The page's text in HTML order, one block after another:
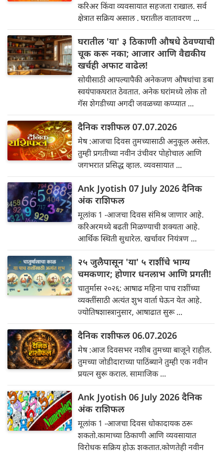
करिअर किंवा व्यवसायात सहजता राखाल. सर्व
क्षेत्रात सक्रिय असाल . घरातील वातावरण ...
घरातील 'या' ३ ठिकाणी औषधे ठेवण्याची
चूक करू नका; आजार आणि वैद्यकीय
खर्चही अफाट वाढेल!
सोयीसाठी आपल्यापैकी अनेकजण औषधांचा डबा
स्वयंपाकघरात ठेवतात. अनेक घरांमध्ये लोक तो
गॅस शेगडीच्या अगदी जवळच्या कप्प्यात ...
दैनिक राशीफल 07.07.2026
मेष :आजचा दिवस तुमच्यासाठी अनुकूल असेल.
तुम्ही प्रगतीच्या नवीन उंचीवर पोहोचाल आणि
जगभरात प्रसिद्ध व्हाल. व्यवसायात ...
Ank Jyotish 07 July 2026 दैनिक
अंक राशिफल
मूलांक 1 -आजचा दिवस संमिश्र जाणार आहे.
करिअरमध्ये बढती मिळण्याची शक्यता आहे.
आर्थिक स्थिती सुधारेल. खर्चावर नियंत्रण ...
२५ जुलैपासून 'या' ५ राशींचे भाग्य
चमकणार; होणार धनलाभ आणि प्रगती!
चातुर्मास २०२६: आषाढ महिना पाच राशींच्या
व्यक्तींसाठी अत्यंत शुभ वार्ता घेऊन येत आहे.
ज्योतिषशास्त्रानुसार, आषाढात सुरू ...
दैनिक राशीफल 06.07.2026
मेष :आज दिवसभर नशीब तुमच्या बाजूने राहील.
तुमच्या जोडीदाराच्या पाठिंब्याने तुम्ही एक नवीन
प्रयत्न सुरू कराल. सामाजिक ...
Ank Jyotish 06 July 2026 दैनिक
अंक राशिफल
मूलांक 1 -आजचा दिवस धोकादायक ठरू
शकतो.कामाच्या ठिकाणी आणि व्यवसायात
विरोधक सक्रिय होऊ शकतात.कोणतेही नवीन